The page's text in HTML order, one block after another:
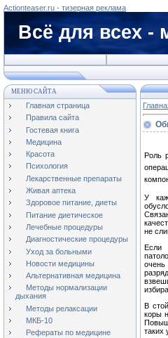
Actionteaser.ru - тизерная реклама
Всё для всех -
МЕНЮ САЙТА
Главная страница
Правила сайта
Гостевая книга
Медицина
Красота
Психология
Лекарственные препараты
Живая аптека
Здоровое питание, диеты
Питание диетическое
Лечебные процедуры
Диагностические процедуры
Уход за больными
Новости медицины
Альтернативная медицина
Методы нормализации
дыхания
Методы релаксации
МКБ-10
Рефераты по медицине
Роль
У
не
Если
В
коры
таких